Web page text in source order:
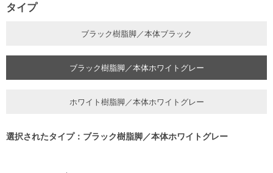
タイプ
ブラック樹脂脚／本体ブラック
ブラック樹脂脚／本体ホワイトグレー
ホワイト樹脂脚／本体ホワイトグレー
選択されたタイプ：ブラック樹脂脚／本体ホワイトグレー